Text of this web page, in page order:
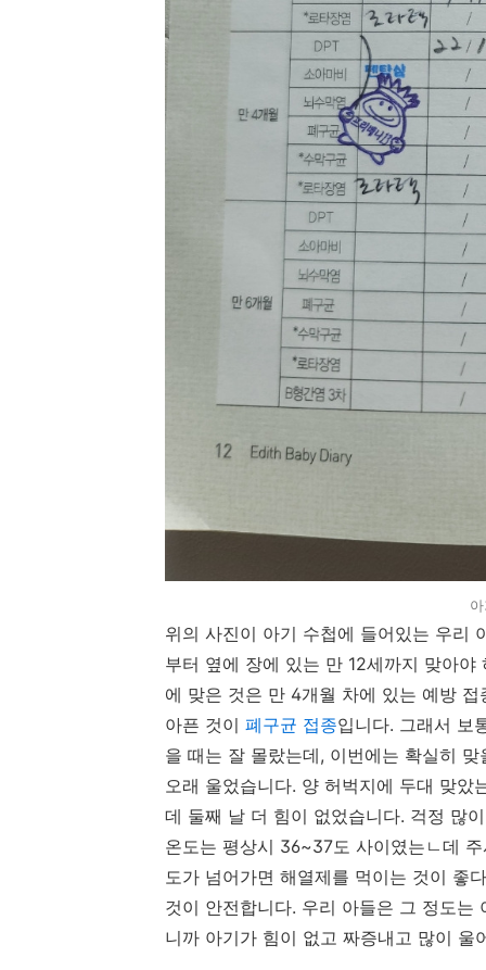
위의 사진이 아기 수첩에 들어있는 우리
부터 옆에 장에 있는 만 12세까지 맞아
에 맞은 것은 만 4개월 차에 있는 예방
아픈 것이 폐구균 접종입니다. 그래서 보
을 때는 잘 몰랐는데, 이번에는 확실히
오래 울었습니다. 양 허벅지에 두대 맞았
데 둘째 날 더 힘이 없었습니다. 걱정 많
온도는 평상시 36~37도 사이였는ㄴ데
도가 넘어가면 해열제를 먹이는 것이 좋
것이 안전합니다. 우리 아들은 그 정도
니까 아기가 힘이 없고 짜증내고 많이 울